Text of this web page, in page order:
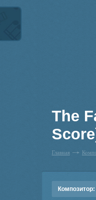
The
Главная
Композитор: